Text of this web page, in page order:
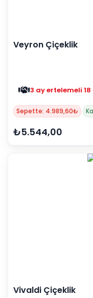
Veyron Çiçeklik
3 ay ertelemeli
Sepette: 4.989,60₺
₺5.544,00
Vivaldi Çiçeklik